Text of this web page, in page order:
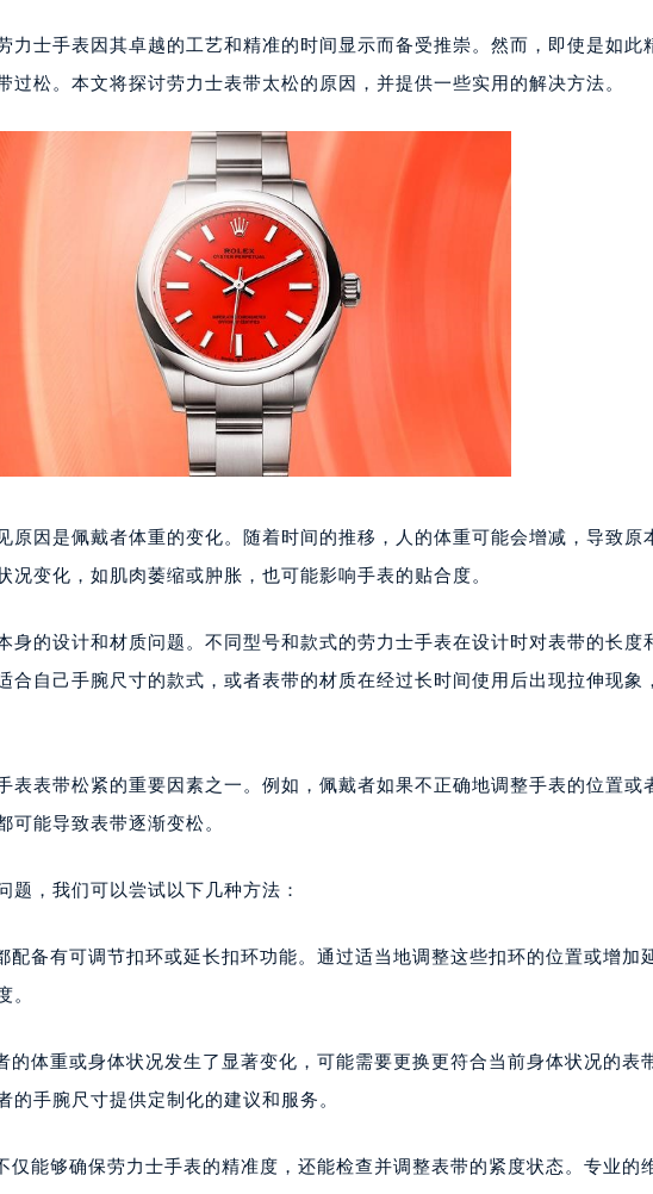
力士手表因其卓越的工艺和精准的时间显示而备受推崇。然而，即使是如此
过松。本文将探讨劳力士表带太松的原因，并提供一些实用的解决方法。
原因是佩戴者体重的变化。随着时间的推移，人的体重可能会增减，导致原
况变化，如肌肉萎缩或肿胀，也可能影响手表的贴合度。
身的设计和材质问题。不同型号和款式的劳力士手表在设计时对表带的长度
合自己手腕尺寸的款式，或者表带的材质在经过长时间使用后出现拉伸现象
表表带松紧的重要因素之一。例如，佩戴者如果不正确地调整手表的位置或
可能导致表带逐渐变松。
题，我们可以尝试以下几种方法：
配备有可调节扣环或延长扣环功能。通过适当地调整这些扣环的位置或增加
。
的体重或身体状况发生了显著变化，可能需要更换更符合当前身体状况的表
的手腕尺寸提供定制化的建议和服务。
仅能够确保劳力士手表的精准度，还能检查并调整表带的紧度状态。专业的